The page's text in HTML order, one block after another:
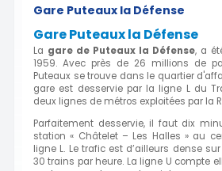
Gare Puteaux la Défense
Gare Puteaux la Défense
La gare de Puteaux la Défense, a
1959. Avec près de 26 millions de
Puteaux se trouve dans le quartier
gare est desservie par la ligne L du
deux lignes de métros exploitées par la
Parfaitement desservie, il faut dix
station « Châtelet – Les Halles » au
ligne L. Le trafic est d’ailleurs dense
30 trains par heure. La ligne U compte